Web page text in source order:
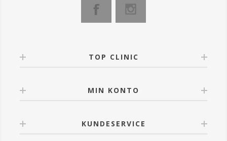
TOP CLINIC
MIN KONTO
KUNDESERVICE